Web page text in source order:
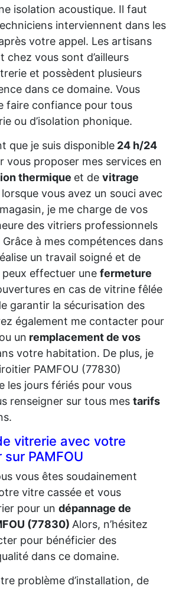
isolation acoustique. Il faut
interviennent dans les
votre appel. Les artisans
chez vous sont d’ailleurs
et possèdent plusieurs
dans ce domaine. Vous
faire confiance pour tous
ou d’isolation phonique.
que je suis disponible 24 h/24
vous proposer mes services en
thermique et de vitrage
lorsque vous avez un souci avec
je me charge de vos
des vitriers professionnels
à mes compétences dans
un travail soigné et de
peux effectuer une fermeture
en cas de vitrine fêlée
garantir la sécurisation des
également me contacter pour
un remplacement de vos
votre habitation. De plus, je
PAMFOU (77830)
les jours fériés pour vous
renseigner sur tous mes tarifs
vitrerie avec votre
PAMFOU
vous êtes soudainement
vitre cassée et vous
pour un dépannage de
(77830) Alors, n’hésitez
pour bénéficier des
dans ce domaine.
problème d’installation, de